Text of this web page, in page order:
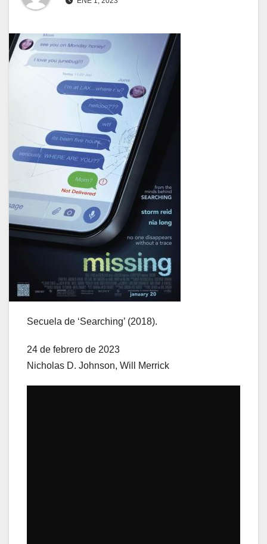
Secuela de ‘Searching’ (2018).
24 de febrero de 2023
Nicholas D. Johnson, Will Merrick